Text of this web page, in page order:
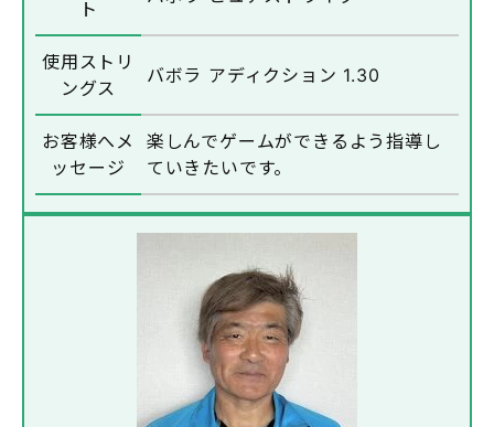
ト
使用ストリ
ングス
バボラ アディクション 1.30
お客様へメ
ッセージ
楽しんでゲームができるよう指導し
ていきたいです。